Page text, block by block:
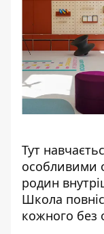
Тут
особливими
родин
Школа
кожного без